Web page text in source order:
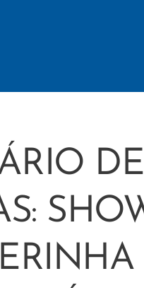
DE